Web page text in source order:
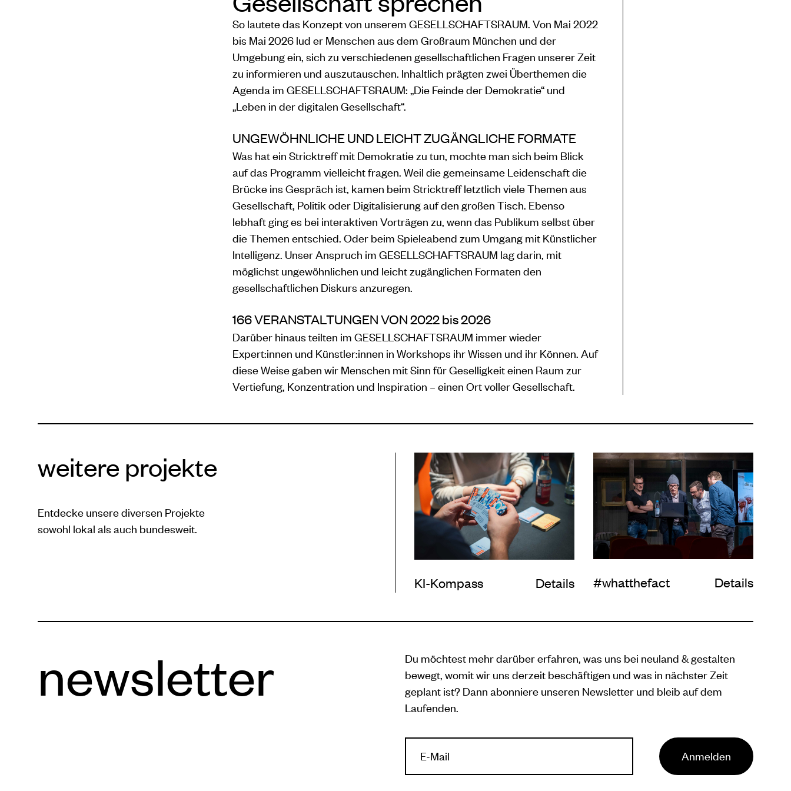
So lautete das Konzept von unserem GESELLSCHAFTSRAUM. Von Mai 2022
bis Mai 2026 lud er Menschen aus dem Großraum München und der
Umgebung ein, sich zu verschiedenen gesellschaftlichen Fragen unserer Zeit
zu informieren und auszutauschen. Inhaltlich prägten zwei Überthemen die
Agenda im GESELLSCHAFTSRAUM: „Die Feinde der Demokratie“ und
„Leben in der digitalen Gesellschaft“.
UNGEWÖHNLICHE UND LEICHT ZUGÄNGLICHE FORMATE
Was hat ein Stricktreff mit Demokratie zu tun, mochte man sich beim Blick
auf das Programm vielleicht fragen. Weil die gemeinsame Leidenschaft die
Brücke ins Gespräch ist, kamen beim Stricktreff letztlich viele Themen aus
Gesellschaft, Politik oder Digitalisierung auf den großen Tisch. Ebenso
lebhaft ging es bei interaktiven Vorträgen zu, wenn das Publikum selbst über
die Themen entschied. Oder beim Spieleabend zum Umgang mit Künstlicher
Intelligenz. Unser Anspruch im GESELLSCHAFTSRAUM lag darin, mit
möglichst ungewöhnlichen und leicht zugänglichen Formaten den
gesellschaftlichen Diskurs anzuregen.
166 VERANSTALTUNGEN VON 2022 bis 2026
Darüber hinaus teilten im GESELLSCHAFTSRAUM immer wieder
Expert:innen und Künstler:innen in Workshops ihr Wissen und ihr Können. Auf
diese Weise gaben wir Menschen mit Sinn für Geselligkeit einen Raum zur
Vertiefung, Konzentration und Inspiration – einen Ort voller Gesellschaft.
weitere projekte
Entdecke unsere diversen Projekte
sowohl lokal als auch bundesweit.
KI-Kompass Details #whatthefact Details
newsletter
Du möchtest mehr darüber erfahren, was uns bei neuland & gestalten
bewegt, womit wir uns derzeit beschäftigen und was in nächster Zeit
geplant ist? Dann abonniere unseren Newsletter und bleib auf dem
Laufenden.
Anmelden